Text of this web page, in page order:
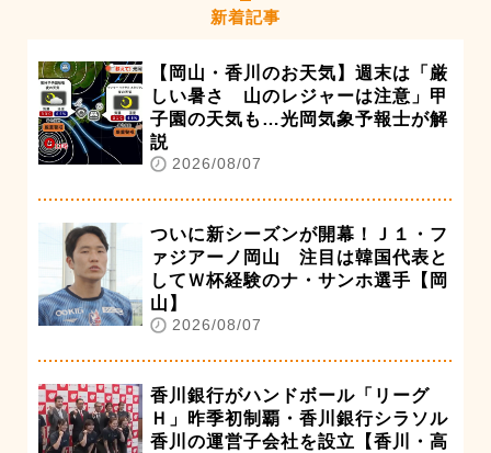
新着記事
【岡山・香川のお天気】週末は「厳
しい暑さ 山のレジャーは注意」甲
子園の天気も…光岡気象予報士が解
説
2026/08/07
ついに新シーズンが開幕！Ｊ１・フ
ァジアーノ岡山 注目は韓国代表と
してＷ杯経験のナ・サンホ選手【岡
山】
2026/08/07
香川銀行がハンドボール「リーグ
Ｈ」昨季初制覇・香川銀行シラソル
香川の運営子会社を設立【香川・高